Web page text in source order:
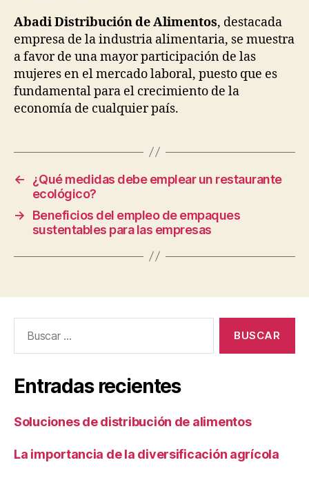
Abadi Distribución de Alimentos, destacada
empresa de la industria alimentaria, se muestra
a favor de una mayor participación de las
mujeres en el mercado laboral, puesto que es
fundamental para el crecimiento de la
economía de cualquier país.
←
¿Qué medidas debe emplear un restaurante
ecológico?
→
Beneficios del empleo de empaques
sustentables para las empresas
Entradas recientes
Soluciones de distribución de alimentos
La importancia de la diversificación agrícola